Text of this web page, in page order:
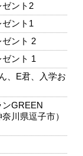
ゼント2
ント1
ント 2
ント 1
、E君、入学お
ンGREEN
川県逗子市）